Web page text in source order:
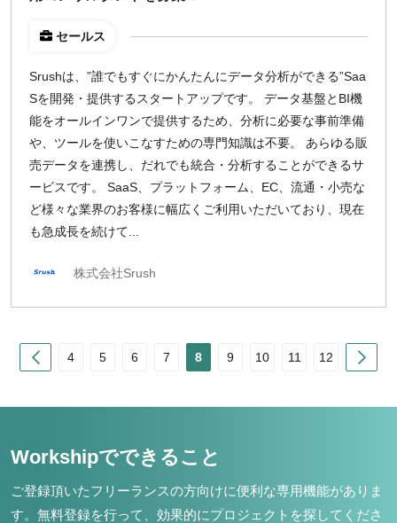
セールス
Srushは、”誰でもすぐにかんたんにデータ分析ができる”Saa
Sを開発・提供するスタートアップです。 データ基盤とBI機
能をオールインワンで提供するため、分析に必要な事前準備
や、ツールを使いこなすための専門知識は不要。 あらゆる販
売データを連携し、だれでも統合・分析することができるサ
ービスです。 SaaS、プラットフォーム、EC、流通・小売な
ど様々な業界のお客様に幅広くご利用いただいており、現在
も急成長を続けて...
株式会社Srush
Prev4 5 6 7 8 9 10 11 12
Workshipでできること
ご登録頂いたフリーランスの方向けに便利な専用機能がありま
す。 無料登録を行って、効果的にプロジェクトを探してくださ